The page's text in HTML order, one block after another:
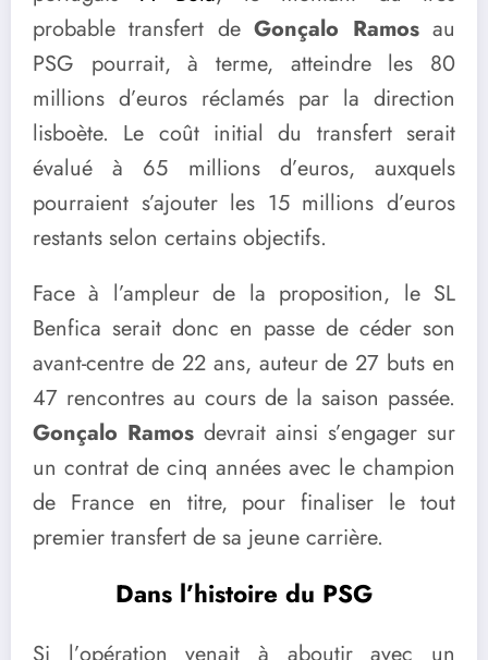
probable transfert deGonçalo Ramosau
PSG pourrait, à terme, atteindre les 80
millions d’euros réclamés par la direction
lisboète. Le coût initial du transfert serait
évalué à 65 millions d’euros, auxquels
pourraient s’ajouter les 15 millions d’euros
restants selon certains objectifs.
Face à l’ampleur de la proposition, le SL
Benfica serait donc en passe de céder son
avant-centre de 22 ans, auteur de 27 buts en
47 rencontres au cours de la saison passée.
Gonçalo Ramos devrait ainsi s’engager sur
un contrat de cinq années avec le champion
de France en titre, pour finaliser le tout
premier transfert de sa jeune carrière.
Dans l’histoire du PSG